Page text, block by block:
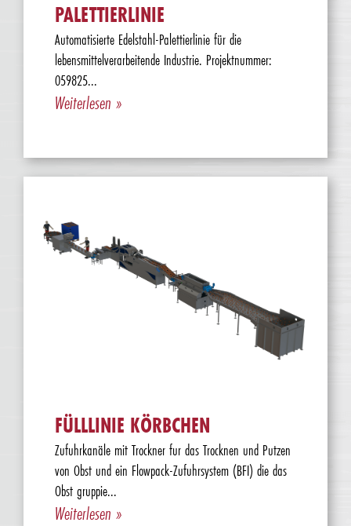
PALETTIERLINIE
Automatisierte Edelstahl-Palettierlinie für die
lebensmittelverarbeitende Industrie. Projektnummer:
059825...
Weiterlesen »
FÜLLLINIE KÖRBCHEN
Zufuhrkanäle mit Trockner fur das Trocknen und Putzen
von Obst und ein Flowpack-Zufuhrsystem (BFI) die das
Obst gruppie...
Weiterlesen »